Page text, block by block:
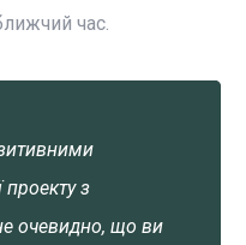
час.
проекту з
очевидно, що ви